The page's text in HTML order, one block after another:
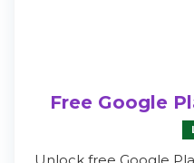
Free Google